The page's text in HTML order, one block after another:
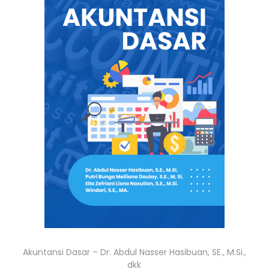
Akuntansi Dasar – Dr. Abdul Nasser Hasibuan, SE., M.Si.,
dkk